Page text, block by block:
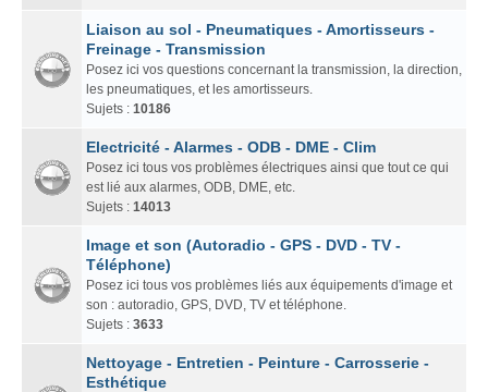
Liaison au sol - Pneumatiques - Amortisseurs -
Freinage - Transmission
Posez ici vos questions concernant la transmission, la direction,
les pneumatiques, et les amortisseurs.
Sujets : 10186
Electricité - Alarmes - ODB - DME - Clim
Posez ici tous vos problèmes électriques ainsi que tout ce qui
est lié aux alarmes, ODB, DME, etc.
Sujets : 14013
Image et son (Autoradio - GPS - DVD - TV -
Téléphone)
Posez ici tous vos problèmes liés aux équipements d'image et
son : autoradio, GPS, DVD, TV et téléphone.
Sujets : 3633
Nettoyage - Entretien - Peinture - Carrosserie -
Esthétique